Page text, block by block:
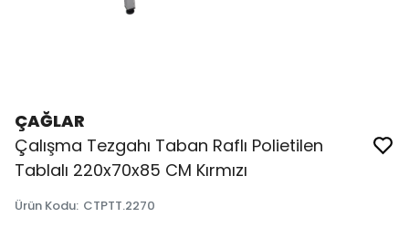
ÇAĞLAR
Çalışma Tezgahı Taban Raflı Polietilen
Tablalı 220x70x85 CM Kırmızı
Ürün Kodu: CTPTT.2270